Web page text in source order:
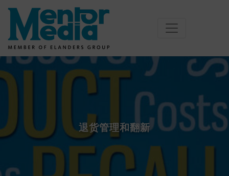
Skip
content
退货管理和翻新